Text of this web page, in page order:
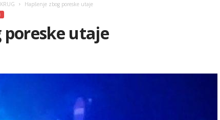
Hapšenje zbog poreske utaje
poreske utaje